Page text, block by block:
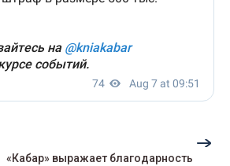
«Кабар» выражает благодарность